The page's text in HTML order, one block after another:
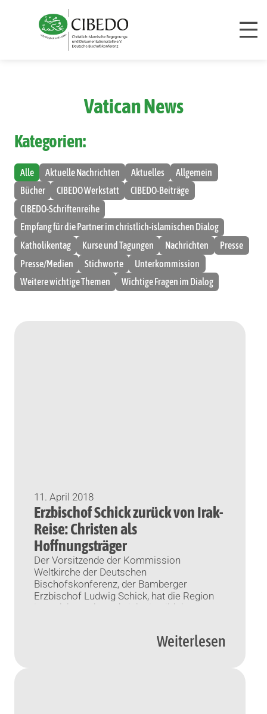
Vatican News
Kategorien:
Alle Aktuelle Nachrichten Aktuelles
Allgemein
Bücher
CIBEDO Werkstatt
CIBEDO-Beiträge
CIBEDO-Schriftenreihe
Empfang für die Partner im christlich-islamischen Dialog
Katholikentag
Kurse und Tagungen Nachrichten
Presse
Presse/Medien
Stichworte
Unterkommission
Weitere wichtige Themen
Wichtige Fragen im Dialog
11. April 2018
Erzbischof Schick zurück von Irak-
Reise: Christen als
Hoffnungsträger
Der Vorsitzende der Kommission
Weltkirche der Deutschen
Bischofskonferenz, der Bamberger
Erzbischof Ludwig Schick, hat die Region
im Irak besucht und sich ein Bild davon
Weiterlesen